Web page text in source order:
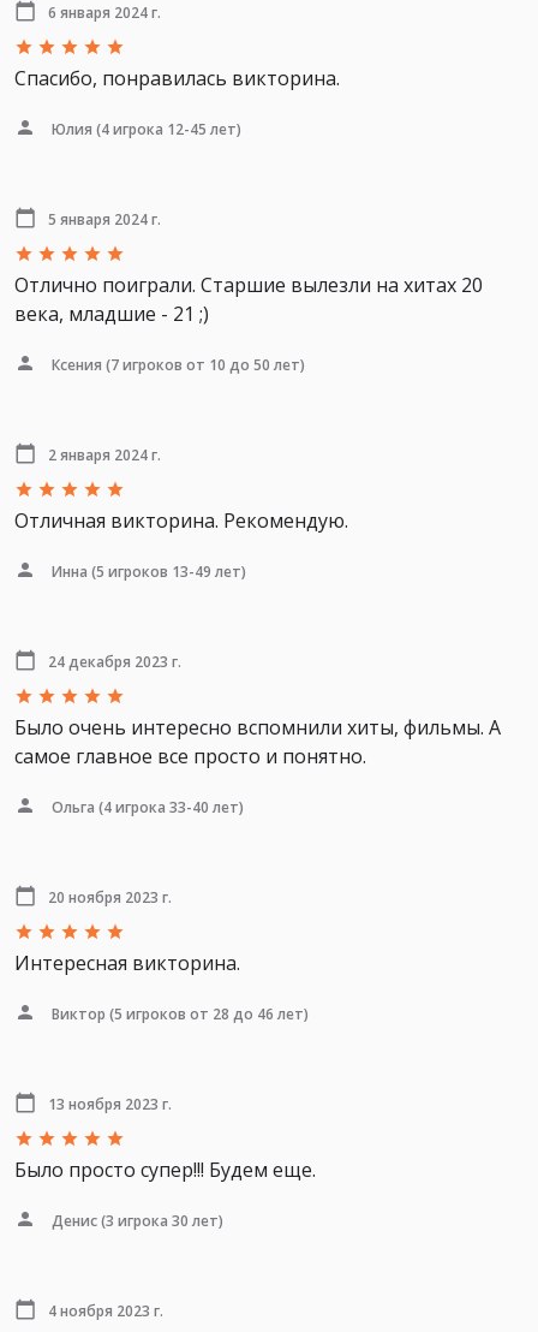
6 января 2024 г.
Спасибо, понравилась викторина.
Юлия (4 игрока 12-45 лет)
5 января 2024 г.
Отлично поиграли. Старшие вылезли на хитах 20
века, младшие - 21 ;)
Ксения (7 игроков от 10 до 50 лет)
2 января 2024 г.
Отличная викторина. Рекомендую.
Инна (5 игроков 13-49 лет)
24 декабря 2023 г.
Было очень интересно вспомнили хиты, фильмы. А
самое главное все просто и понятно.
Ольга (4 игрока 33-40 лет)
20 ноября 2023 г.
Интересная викторина.
Виктор (5 игроков от 28 до 46 лет)
13 ноября 2023 г.
Было просто супер!!! Будем еще.
Денис(3 игрока 30 лет)
4 ноября 2023 г.